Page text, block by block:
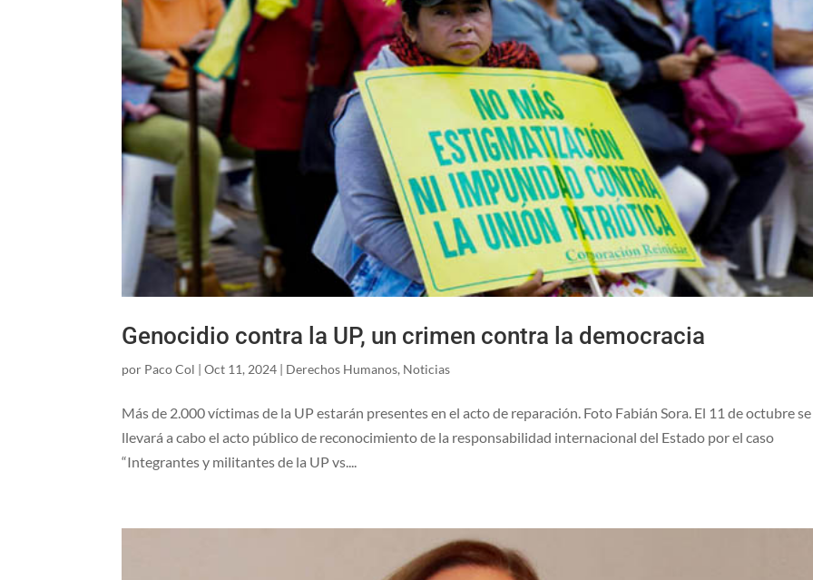
Genocidio contra la UP, un crimen contra la democracia
por Paco Col |Oct 11, 2024 | Derechos Humanos, Noticias
Más de 2.000 víctimas de la UP estarán presentes en el acto de reparación. Foto Fabián Sora. El 11 de octubre se
llevará a cabo el acto público de reconocimiento de la responsabilidad internacional del Estado por el caso
“Integrantes y militantes de la UP vs....